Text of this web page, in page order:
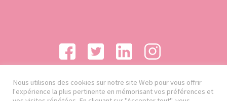
Nous utilisons des cookies sur notre site Web pour vous offrir
l'expérience la plus pertinente en mémorisant vos préférences et